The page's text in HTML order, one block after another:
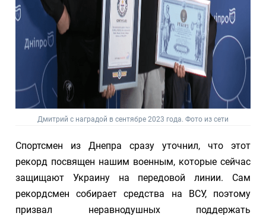
Дмитрий с наградой в сентябре 2023 года. Фото из сети
Спортсмен из Днепра сразу уточнил, что этот
рекорд посвящен нашим военным, которые сейчас
защищают Украину на передовой линии. Сам
рекордсмен собирает средства на ВСУ, поэтому
призвал неравнодушных поддержать